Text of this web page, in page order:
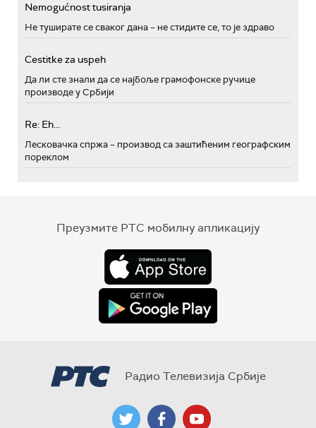
Nemogućnost tusiranja
Не туширате се сваког дана – не стидите се, то је здраво
Cestitke za uspeh
Да ли сте знали да се најбоље грамофонске ручице
производе у Србији
Re: Eh...
Лесковачка спржа – производ са заштићеним географским
пореклом
Преузмите РТС мобилну апликацију
Радио Телевизија Србије